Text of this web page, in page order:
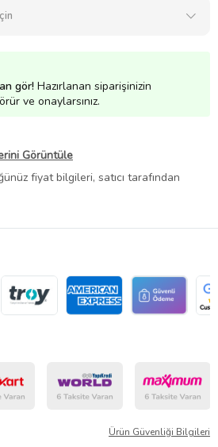
gör! Hazırlanan siparişinizin
ve onaylarsınız.
Görüntüle
fiyat bilgileri, satıcı tarafından
Ürün Güvenliği Bilgileri